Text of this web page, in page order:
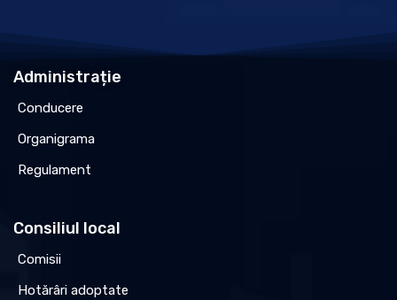
Administrație
Conducere
Organigrama
Regulament
Consiliul local
Comisii
Hotărâri adoptate